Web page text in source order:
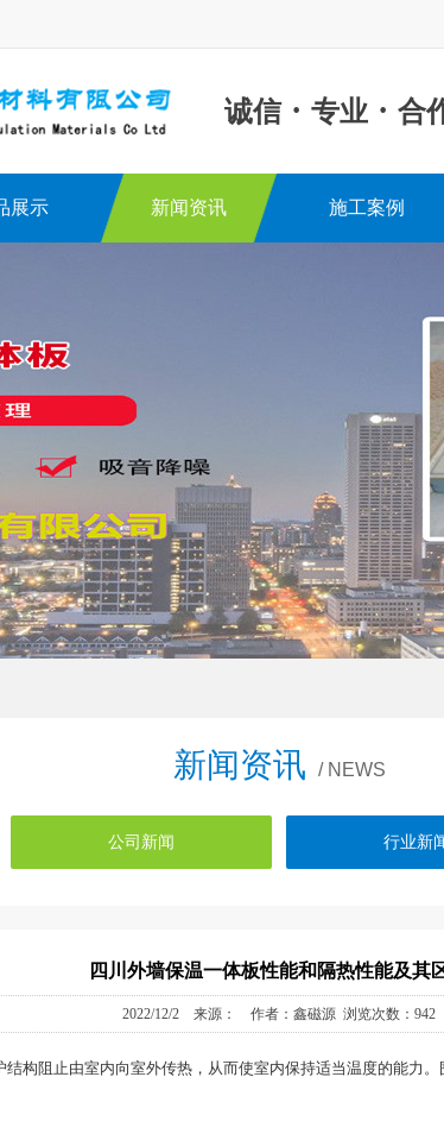
诚信 · 专业 · 合
展示 新闻资讯 施工案例
新闻资讯 / NEWS
公司新闻 行业新
四川外墙保温一体板性能和隔热性能及其
2022/12/2 来源： 作者：鑫磁源 浏览次数：942
构阻止由室内向室外传热，从而使室内保持适当温度的能力